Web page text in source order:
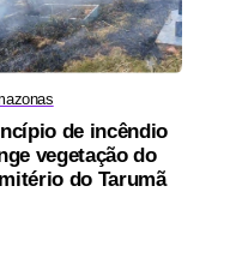
de incêndio
vegetação do
do Tarumã